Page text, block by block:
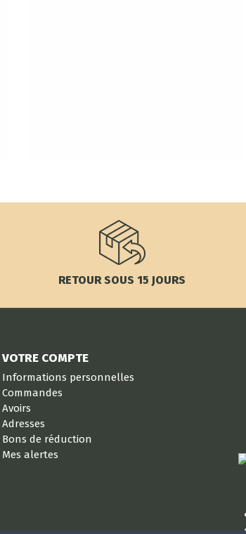
RETOUR SOUS 15 JOURS
VOTRE COMPTE
Informations personnelles
Commandes
Avoirs
Adresses
Bons de réduction
Mes alertes